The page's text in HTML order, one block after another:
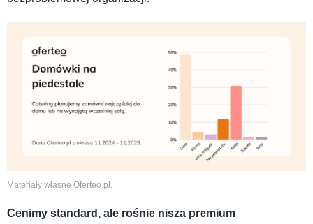
Materiały własne Oferteo.pl.
Cenimy standard, ale rośnie nisza premium